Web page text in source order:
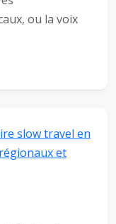
ou la voix